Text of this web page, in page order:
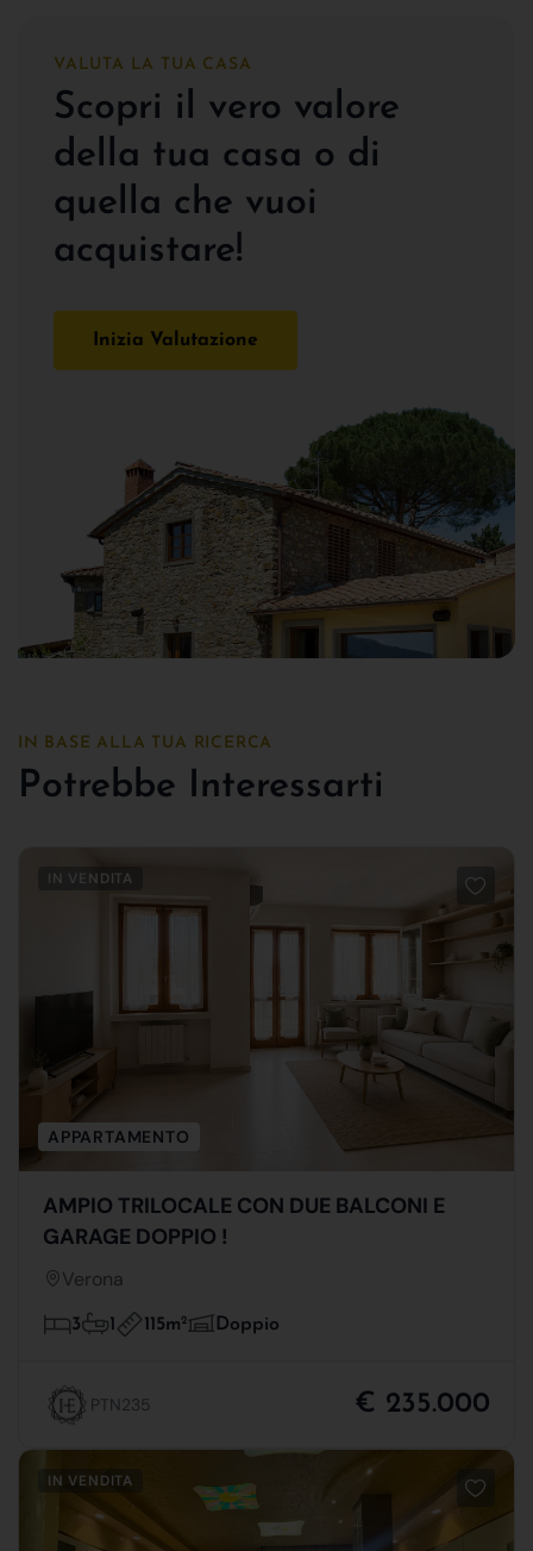
VALUTA LA TUA CASA
Scopri il vero valore
della tua casa o di
quella che vuoi
acquistare!
Inizia Valutazione
IN BASE ALLA TUA RICERCA
Potrebbe Interessarti
IN VENDITA
APPARTAMENTO
AMPIO TRILOCALE CON DUE BALCONI E
GARAGE DOPPIO !
Verona
3 1 115m2 Doppio
PTN235 € 235.000
IN VENDITA